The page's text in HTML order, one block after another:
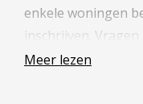
Ons Team
Vacatures
FAQ
enkele woningen
inschrijven.
contact op met één
Meer lezen